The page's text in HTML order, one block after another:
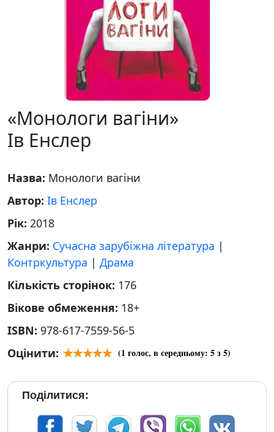
«Монологи вагіни»
Ів Енслер
Назва: Монологи вагіни
Автор: Ів Енслер
Рік: 2018
Жанри: Сучасна зарубіжна література |
Контркультура | Драма
Кількість сторінок: 176
Вікове обмеження: 18+
ISBN: 978-617-7559-56-5
Оцінити:
(1 голос, в середньому: 5з 5)
Поділитися: